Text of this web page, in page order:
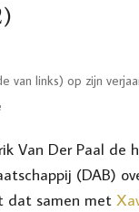
van links) op zijn
Van Der Paal de
(DAB)
dat samen met